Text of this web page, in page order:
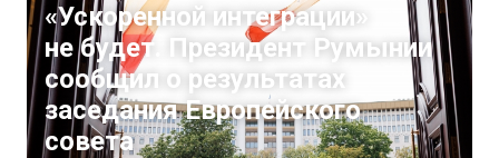
«Ускоренной интеграции»
не будет. Президент Румынии
сообщил о результатах
заседания Европейского
совета